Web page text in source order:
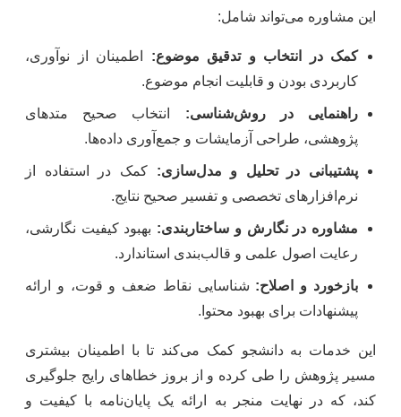
این مشاوره می‌تواند شامل:
کمک در انتخاب و تدقیق موضوع: اطمینان از نوآوری،
کاربردی بودن و قابلیت انجام موضوع.
راهنمایی در روش‌شناسی: انتخاب صحیح متدهای
پژوهشی، طراحی آزمایشات و جمع‌آوری داده‌ها.
پشتیبانی در تحلیل و مدل‌سازی: کمک در استفاده از
نرم‌افزارهای تخصصی و تفسیر صحیح نتایج.
مشاوره در نگارش و ساختاربندی: بهبود کیفیت نگارشی،
رعایت اصول علمی و قالب‌بندی استاندارد.
بازخورد و اصلاح: شناسایی نقاط ضعف و قوت، و ارائه
پیشنهادات برای بهبود محتوا.
این خدمات به دانشجو کمک می‌کند تا با اطمینان بیشتری
مسیر پژوهش را طی کرده و از بروز خطاهای رایج جلوگیری
کند، که در نهایت منجر به ارائه یک پایان‌نامه با کیفیت و